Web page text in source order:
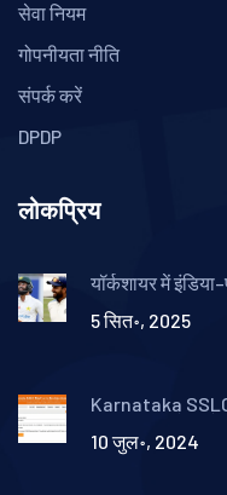
सेवा नियम
गोपनीयता नीति
संपर्क करें
DPDP
लोकप्रिय
यॉर्कशायर में
5 सित॰, 2025
Karnataka
10 जुल॰, 2024